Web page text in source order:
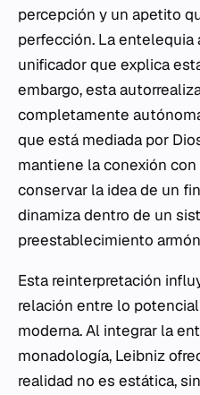
percepción y un apetito
perfección. La
unificador que explica
embargo, esta
completamente
que está mediada por
mantiene la conexión
conservar la idea de un
dinamiza dentro de un
preestablecimiento
Esta reinterpretación
relación entre lo
moderna. Al integrar la
monadología, Leibniz
realidad no es estática,